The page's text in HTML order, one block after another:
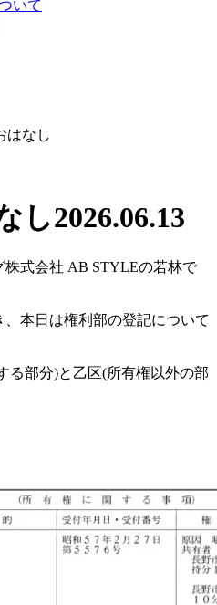
いて
はなし
し2026.06.13
式会社 AB STYLEの若林で
本日は権利部の登記について
る部分)と乙区(所有権以外の部